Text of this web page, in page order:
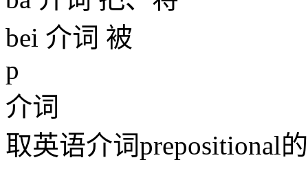
bei 介词 被
p
介词
取英语介词prepositional